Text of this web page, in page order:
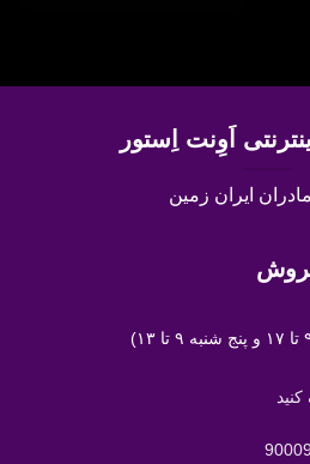
اَوِنت اِستور
ایران زمین